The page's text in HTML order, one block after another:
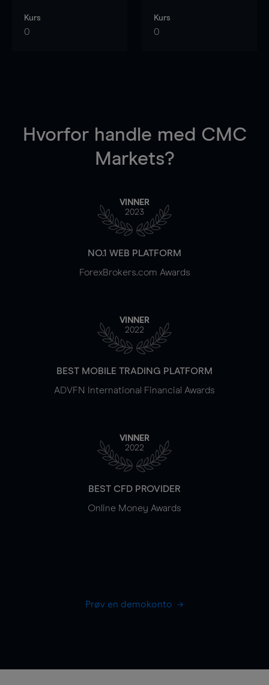
Kurs
0
Kurs
0
Hvorfor handle med CMC
Markets?
VINNER
2023
NO.1 WEB PLATFORM
ForexBrokers.com Awards
VINNER
2022
BEST MOBILE TRADING PLATFORM
ADVFN International Financial Awards
VINNER
2022
BEST CFD PROVIDER
Online Money Awards
Prøv en demokonto